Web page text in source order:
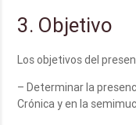
3. Objetivo
Los objetivos del
– Determinar la
Crónica y en la